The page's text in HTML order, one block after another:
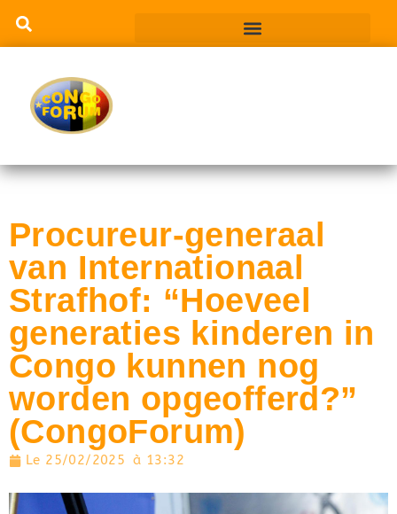
Procureur-generaal
van Internationaal
Strafhof: “Hoeveel
generaties kinderen in
Congo kunnen nog
worden opgeofferd?”
(CongoForum)
Le 25/02/2025 à 13:32